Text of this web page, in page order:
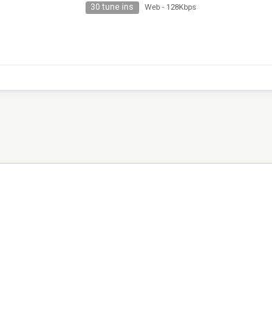
30 tune ins Web - 128Kbps